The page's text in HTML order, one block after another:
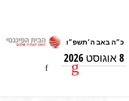
8 אוגוסט 2026